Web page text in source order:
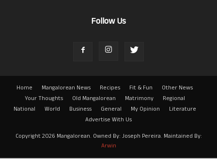
Follow Us
Home Mangalorean News Recipes Fit & Fun
Other News
Your Thoughts
Old Mangalorean Matrimony
Regional
National
World Business General My Opinion
Literature
Advertise With Us
Copyright 2026 Mangalorean. Owned By: Joseph Pereira. Maintained By:
Arwin